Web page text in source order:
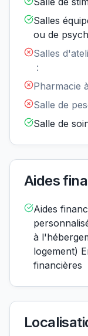
Salles
ou de
Salles
:
Pharmacie
Salle de
Salle de
Aides
Aides
à
logement)
financières